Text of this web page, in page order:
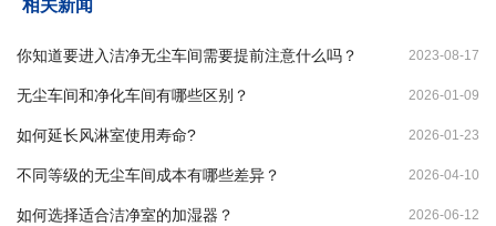
相关新闻
2023-08-17
你知道要进入洁净无尘车间需要提前注意什么吗？
2026-01-09
无尘车间和净化车间有哪些区别？
2026-01-23
如何延长风淋室使用寿命?
2026-04-10
不同等级的无尘车间成本有哪些差异？
2026-06-12
如何选择适合洁净室的加湿器？